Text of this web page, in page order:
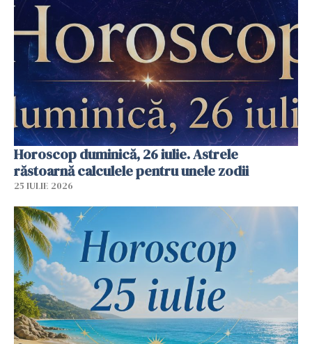
Horoscop duminică, 26 iulie. Astrele
răstoarnă calculele pentru unele zodii
25 IULIE 2026